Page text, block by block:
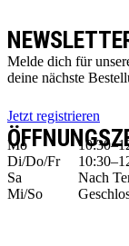
Melde dich für
deine nächste
Jetzt registrieren
Mo
Di/Do/Fr
Sa
Nach
Mi/So